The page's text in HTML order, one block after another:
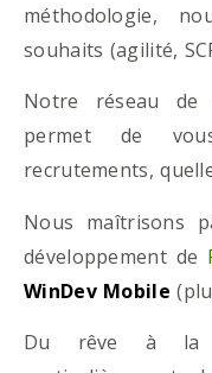
méthodologie,
souhaits (agilité,
Notre réseau de
permet de
recrutements,
Nous maîtrisons
développement de
WinDev Mobile
Du rêve à la